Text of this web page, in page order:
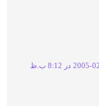
05 در 8:12 ب.ظ